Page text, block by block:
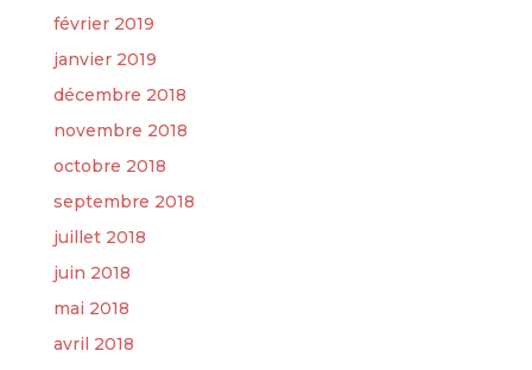
février 2019
janvier 2019
décembre 2018
novembre 2018
octobre 2018
septembre 2018
juillet 2018
juin 2018
mai 2018
avril 2018